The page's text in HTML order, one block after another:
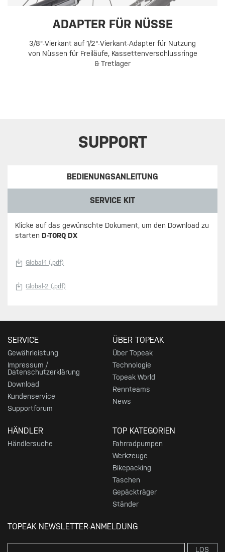
ADAPTER FÜR NÜSSE
3/8"-Vierkant auf 1/2"-Vierkant-Adapter für Nutzung
von Nüssen für Freiläufe, Kassettenverschlussringe
& Tretlager
SUPPORT
BEDIENUNGSANLEITUNG
SERVICE KIT
Klicke auf das gewünschte Dokument, um den Download zu
starten D-TORQ DX
Global-1 (.pdf)
Global-2 (.pdf)
SERVICE
Gewährleistung
Impressum /
Datenschutzerklärung
Download
Kundenservice
Supportforum
ÜBER TOPEAK
Über Topeak
Technologie
Topeak World
Rennteams
News
HÄNDLER
Händlersuche
TOP KATEGORIEN
Fahrradpumpen
Werkzeuge
Bikepacking
Taschen
Gepäckträger
Ständer
TOPEAK NEWSLETTER-ANMELDUNG
LOS